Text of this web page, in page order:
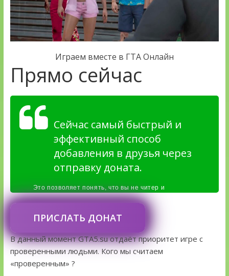
Играем вместе в ГТА Онлайн
Прямо сейчас
Сейчас самый быстрый и
эффективный способ
добавления в друзья через
отправку доната.
Это позволяет понять, что вы не читер и
заинтересованы в честной игре.
ПРИСЛАТЬ ДОНАТ
В данный момент GTA5.su отдаёт приоритет игре с
проверенными людьми. Кого мы считаем
«проверенным» ?